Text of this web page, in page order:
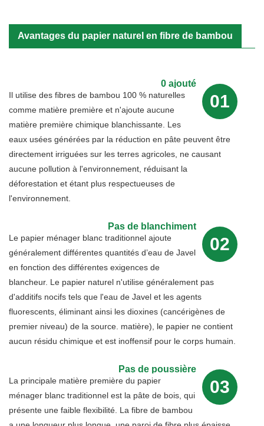
Avantages du papier naturel en fibre de bambou
01
0 ajouté
Il utilise des fibres de bambou 100 % naturelles
comme matière première et n'ajoute aucune
matière première chimique blanchissante. Les
eaux usées générées par la réduction en pâte peuvent être
directement irriguées sur les terres agricoles, ne causant
aucune pollution à l'environnement, réduisant la
déforestation et étant plus respectueuses de
l'environnement.
02
Pas de blanchiment
Le papier ménager blanc traditionnel ajoute
généralement différentes quantités d’eau de Javel
en fonction des différentes exigences de
blancheur. Le papier naturel n'utilise généralement pas
d'additifs nocifs tels que l'eau de Javel et les agents
fluorescents, éliminant ainsi les dioxines (cancérigènes de
premier niveau) de la source. matière), le papier ne contient
aucun résidu chimique et est inoffensif pour le corps humain.
03
Pas de poussière
La principale matière première du papier
ménager blanc traditionnel est la pâte de bois, qui
présente une faible flexibilité. La fibre de bambou